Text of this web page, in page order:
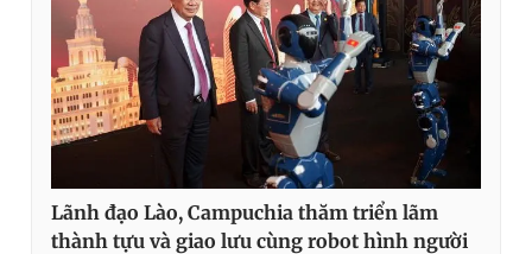
Lãnh đạo Lào, Campuchia thăm triển lãm
thành tựu và giao lưu cùng robot hình người